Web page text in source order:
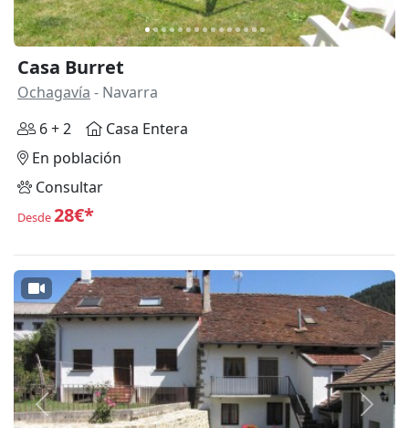
Casa Burret
Ochagavía - Navarra
6 + 2
Casa Entera
En población
Consultar
Desde28€*
Anterior